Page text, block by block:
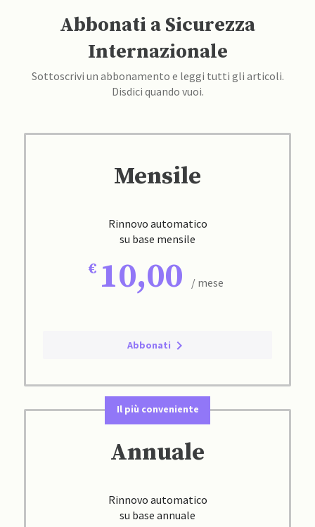
Abbonati a Sicurezza
Internazionale
Sottoscrivi un abbonamento e leggi tutti gli articoli.
Disdici quando vuoi.
Mensile
Rinnovo automatico
su base mensile
10,00 / mese
Abbonati
Il più conveniente
Annuale
Rinnovo automatico
su base annuale